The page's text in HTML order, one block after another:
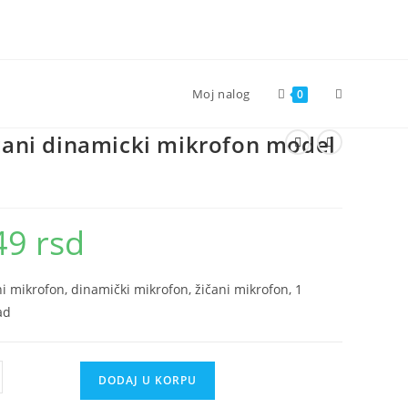
Moj nalog 0 Toggle
dinamicki mikrofon model
rsd
mikrofon, dinamički mikrofon, žičani mikrofon, 1
DODAJ U KORPU